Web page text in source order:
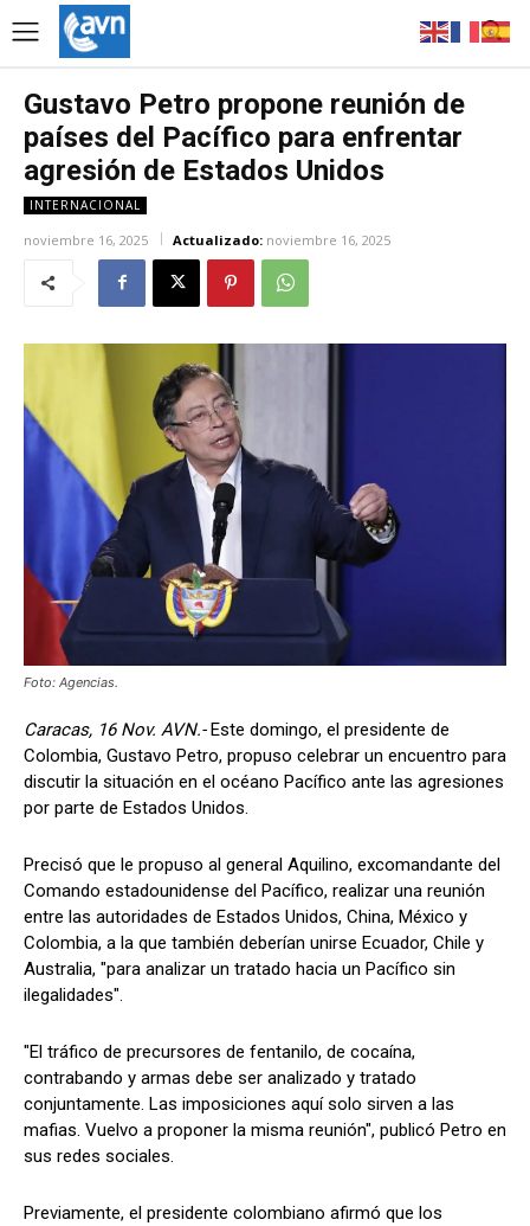
Gustavo Petro propone reunión de
países del Pacífico para enfrentar
agresión de Estados Unidos
INTERNACIONAL
noviembre 16, 2025 Actualizado: noviembre 16, 2025
Foto: Agencias.
Caracas, 16 Nov. AVN.-Este domingo, el presidente de
Colombia, Gustavo Petro, propuso celebrar un encuentro para
discutir la situación en el océano Pacífico ante las agresiones
por parte de Estados Unidos.
Precisó que le propuso al general Aquilino, excomandante del
Comando estadounidense del Pacífico, realizar una reunión
entre las autoridades de Estados Unidos, China, México y
Colombia, a la que también deberían unirse Ecuador, Chile y
Australia, "para analizar un tratado hacia un Pacífico sin
ilegalidades".
"El tráfico de precursores de fentanilo, de cocaína,
contrabando y armas debe ser analizado y tratado
conjuntamente. Las imposiciones aquí solo sirven a las
mafias. Vuelvo a proponer la misma reunión", publicó Petro en
sus redes sociales.
Previamente, el presidente colombiano afirmó que los